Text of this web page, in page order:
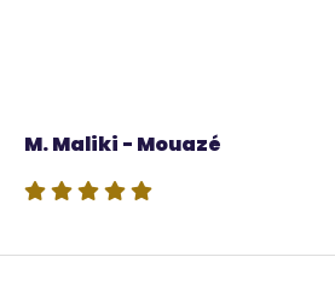
Source
M. Maliki - Mouazé